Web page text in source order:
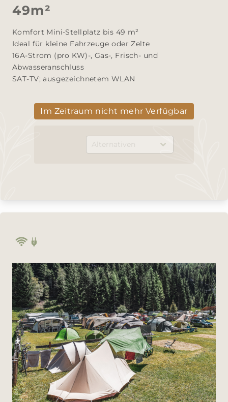
49m²
Komfort Mini-Stellplatz bis 49 m²
Ideal für kleine Fahrzeuge oder Zelte
16A-Strom (pro KW)-, Gas-, Frisch- und
Abwasseranschluss
SAT-TV; ausgezeichnetem WLAN
Im Zeitraum nicht mehr Verfügbar